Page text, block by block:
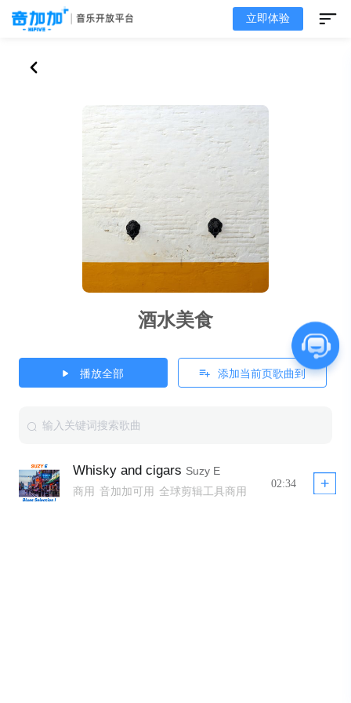
立即体验
酒水美食
播放全部 添加当前页歌曲到
Whisky and cigars Suzy E
商用 音加加可用 全球剪辑工具商用
02:34